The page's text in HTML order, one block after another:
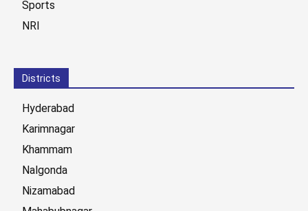
Sports
NRI
Districts
Hyderabad
Karimnagar
Khammam
Nalgonda
Nizamabad